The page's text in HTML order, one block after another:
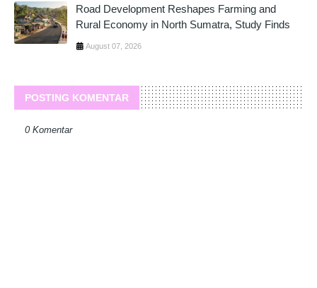
Road Development Reshapes Farming and
Rural Economy in North Sumatra, Study Finds
August 07, 2026
POSTING KOMENTAR
0 Komentar